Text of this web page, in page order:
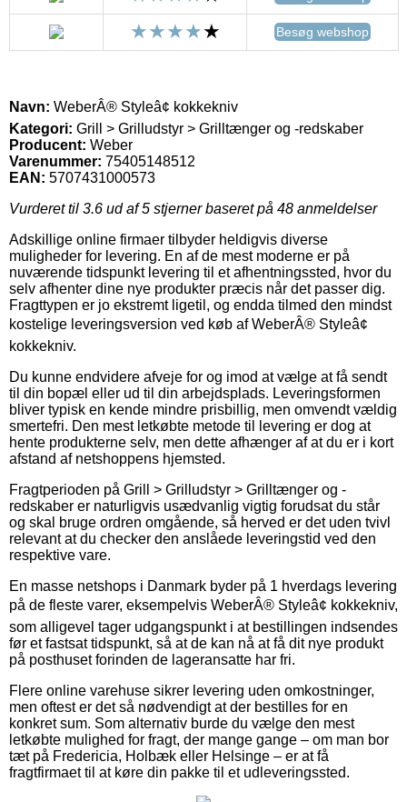
Besøg webshop
Navn: WeberÂ® Styleâ¢ kokkekniv
Kategori: Grill > Grilludstyr > Grilltænger og -redskaber
Producent: Weber
Varenummer: 75405148512
EAN: 5707431000573
Vurderet til 3.6 ud af 5 stjerner baseret på 48 anmeldelser
Adskillige online firmaer tilbyder heldigvis diverse
muligheder for levering. En af de mest moderne er på
nuværende tidspunkt levering til et afhentningssted, hvor du
selv afhenter dine nye produkter præcis når det passer dig.
Fragttypen er jo ekstremt ligetil, og endda tilmed den mindst
kostelige leveringsversion ved køb af WeberÂ® Styleâ¢
kokkekniv.
Du kunne endvidere afveje for og imod at vælge at få sendt
til din bopæl eller ud til din arbejdsplads. Leveringsformen
bliver typisk en kende mindre prisbillig, men omvendt vældig
smertefri. Den mest letkøbte metode til levering er dog at
hente produkterne selv, men dette afhænger af at du er i kort
afstand af netshoppens hjemsted.
Fragtperioden på Grill > Grilludstyr > Grilltænger og -
redskaber er naturligvis usædvanlig vigtig forudsat du står
og skal bruge ordren omgående, så herved er det uden tvivl
relevant at du checker den anslåede leveringstid ved den
respektive vare.
En masse netshops i Danmark byder på 1 hverdags levering
på de fleste varer, eksempelvis WeberÂ® Styleâ¢ kokkekniv,
som alligevel tager udgangspunkt i at bestillingen indsendes
før et fastsat tidspunkt, så at de kan nå at få dit nye produkt
på posthuset forinden de lageransatte har fri.
Flere online varehuse sikrer levering uden omkostninger,
men oftest er det så nødvendigt at der bestilles for en
konkret sum. Som alternativ burde du vælge den mest
letkøbte mulighed for fragt, der mange gange – om man bor
tæt på Fredericia, Holbæk eller Helsinge – er at få
fragtfirmaet til at køre din pakke til et udleveringssted.